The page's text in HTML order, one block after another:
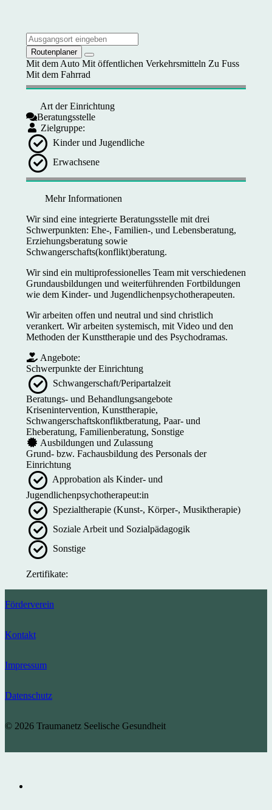
Routenplaner
Mit dem Auto Mit öffentlichen Verkehrsmitteln Zu Fuss
Mit dem Fahrrad
Art der Einrichtung
Beratungsstelle
Zielgruppe:
Kinder und Jugendliche
Erwachsene
Mehr Informationen
Wir sind eine integrierte Beratungsstelle mit drei
Schwerpunkten: Ehe-, Familien-, und Lebensberatung,
Erziehungsberatung sowie
Schwangerschafts(konflikt)beratung.
Wir sind ein multiprofessionelles Team mit verschiedenen
Grundausbildungen und weiterführenden Fortbildungen
wie dem Kinder- und Jugendlichenpsychotherapeuten.
Wir arbeiten offen und neutral und sind christlich
verankert. Wir arbeiten systemisch, mit Video und den
Methoden der Kunsttherapie und des Psychodramas.
Angebote:
Schwerpunkte der Einrichtung
Schwangerschaft/Peripartalzeit
Beratungs- und Behandlungsangebote
Krisenintervention, Kunsttherapie,
Schwangerschaftskonfliktberatung, Paar- und
Eheberatung, Familienberatung, Sonstige
Ausbildungen und Zulassung
Grund- bzw. Fachausbildung des Personals der
Einrichtung
Approbation als Kinder- und
Jugendlichenpsychotherapeut:in
Spezialtherapie (Kunst-, Körper-, Musiktherapie)
Soziale Arbeit und Sozialpädagogik
Sonstige
Zertifikate:
Förderverein
Kontakt
Impressum
Datenschutz
© 2026 Traumanetz Seelische Gesundheit